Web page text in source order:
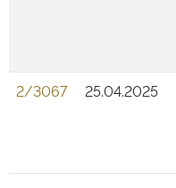
2/3067
25.04.2025